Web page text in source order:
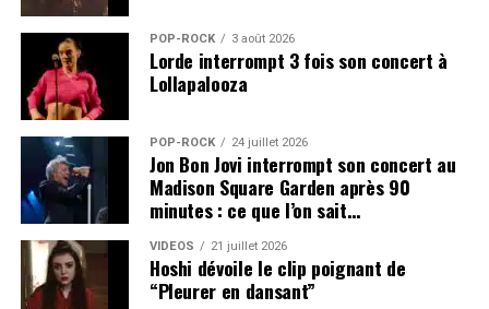
POP-ROCK 3 août 2026
Lorde interrompt 3 fois son concert à
Lollapalooza
POP-ROCK 24 juillet 2026
Jon Bon Jovi interrompt son concert au
Madison Square Garden après 90
minutes : ce que l’on sait…
VIDEOS 21 juillet 2026
Hoshi dévoile le clip poignant de
“Pleurer en dansant”